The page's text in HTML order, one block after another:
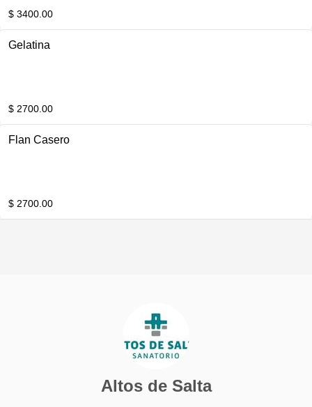
$ 3400.00
Gelatina
$ 2700.00
Flan Casero
$ 2700.00
Altos de Salta